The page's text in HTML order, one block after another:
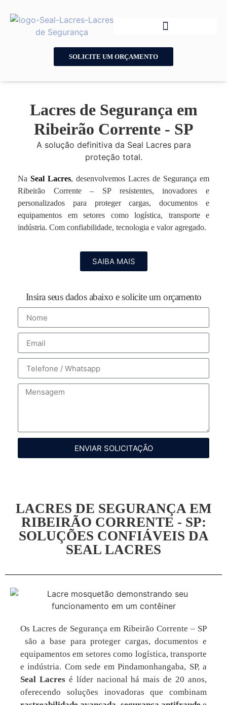
SOLICITE UM ORÇAMENTO
Lacres de Segurança em
Ribeirão Corrente - SP
A solução definitiva da Seal Lacres para
proteção total.
Na Seal Lacres, desenvolvemos Lacres de Segurança em
Ribeirão Corrente – SP resistentes, inovadores e
personalizados para proteger cargas, documentos e
equipamentos em setores como logística, transporte e
indústria. Com confiabilidade, tecnologia e valor agregado.
SAIBA MAIS
Insira seus dados abaixo e solicite um orçamento
ENVIAR SOLICITAÇÃO
LACRES DE SEGURANÇA EM
RIBEIRÃO CORRENTE - SP:
SOLUÇÕES CONFIÁVEIS DA
SEAL LACRES
Os Lacres de Segurança em Ribeirão Corrente – SP
são a base para proteger cargas, documentos e
equipamentos em setores como logística, transporte
e indústria. Com sede em Pindamonhangaba, SP, a
Seal Lacresé líder nacional há mais de 20 anos,
oferecendo soluções inovadoras que combinam